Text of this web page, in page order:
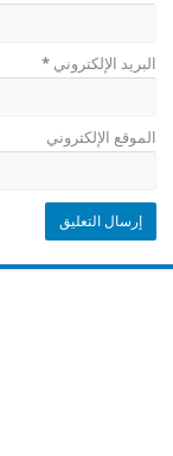
البريد الإلكتروني *
الموقع الإلكتروني